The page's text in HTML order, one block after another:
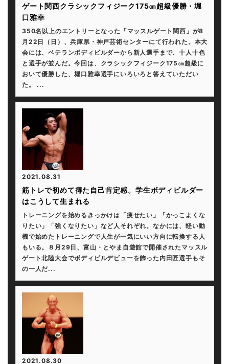
ゲート関西クラシックフィジーク175㎝超級優勝・堀
口雅幸
350名以上のエントリーとなった「マッスルゲート関西」が8
月22日（日）、兵庫県・神戸芸術センターにて行われた。本大
会には、ベテランボディビルダーから新人選手まで、十人十色
と選手が並んだ。今回は、クラシックフィジーク175㎝超級に
おいて優勝した、堀口雅幸選手にいろいろと答えていただい
た。 ...
2021.08.31
筋トレで初めて得た自己肯定感。学生ボディビルダー
はこうして生まれる
トレーニングを始めるきっかけは「痩せたい」「かっこよくな
りたい」「強くなりたい」など人それぞれ。なかには、軽い動
機で始めたトレーニングで人生が一気にいい方向に転換する人
もいる。８月29日、富山・とやま自遊館で開催されたマッスル
ゲート北陸大会でボディビルデビューを飾った内田匠選手もそ
の一人だ...
2021.08.30